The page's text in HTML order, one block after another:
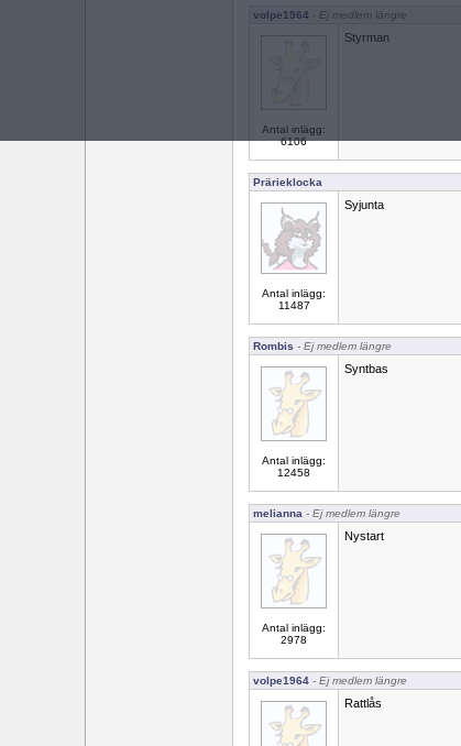
volpe1964 - Ej medlem längre
Antal inlägg:
6106
Styrman
Prärieklocka
Antal inlägg:
11487
Syjunta
Rombis - Ej medlem längre
Antal inlägg:
12458
Syntbas
melianna - Ej medlem längre
Antal inlägg:
2978
Nystart
volpe1964 - Ej medlem längre
Rattlås